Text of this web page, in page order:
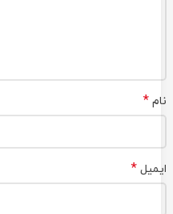
نام *
ایمیل *